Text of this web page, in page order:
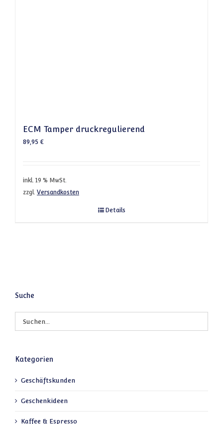
ECM Tamper druckregulierend
89,95 €
inkl. 19 % MwSt.
zzgl. Versandkosten
Details
Suche
Kategorien
Geschäftskunden
Geschenkideen
Kaffee & Espresso